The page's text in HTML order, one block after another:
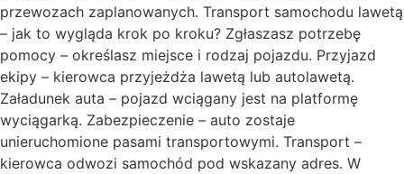
przewozach zaplanowanych. Transport samochodu lawetą
– jak to wygląda krok po kroku? Zgłaszasz potrzebę
pomocy – określasz miejsce i rodzaj pojazdu. Przyjazd
ekipy – kierowca przyjeżdża lawetą lub autolawetą.
Załadunek auta – pojazd wciągany jest na platformę
wyciągarką. Zabezpieczenie – auto zostaje
unieruchomione pasami transportowymi. Transport –
kierowca odwozi samochód pod wskazany adres. W